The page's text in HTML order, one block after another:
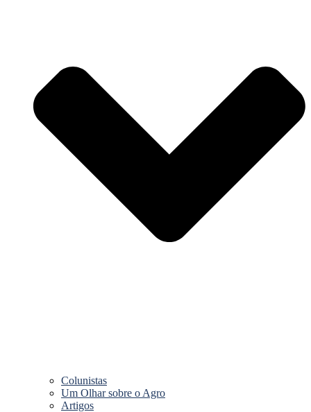
Colunistas
Um Olhar sobre o Agro
Artigos